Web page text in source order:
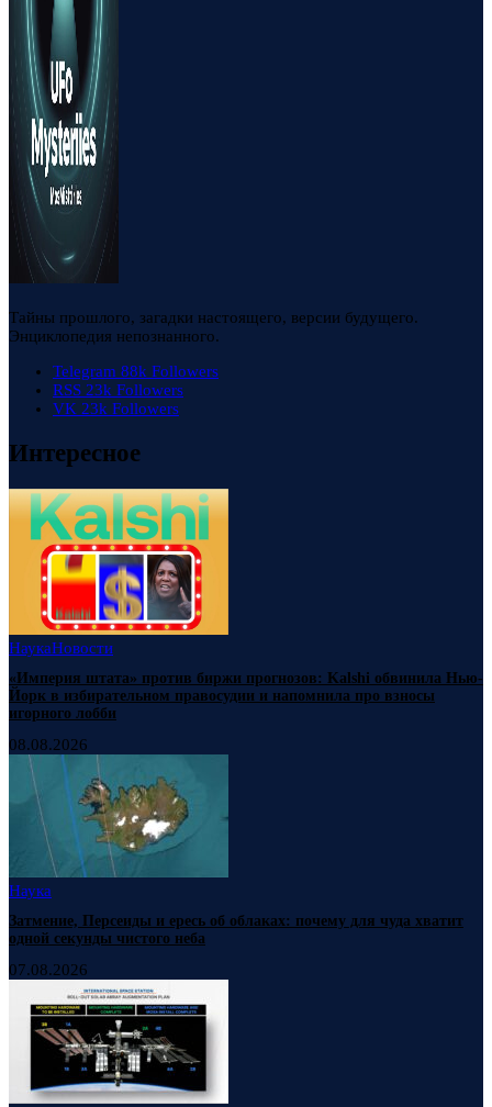
Тайны прошлого, загадки настоящего, версии будущего.
Энциклопедия непознанного.
Telegram 88k Followers
RSS 23k Followers
VK 23k Followers
Интересное
НаукаНовости
«Империя штата» против биржи прогнозов: Kalshi обвинила Нью-
Йорк в избирательном правосудии и напомнила про взносы
игорного лобби
08.08.2026
Наука
Затмение, Персеиды и ересь об облаках: почему для чуда хватит
одной секунды чистого неба
07.08.2026